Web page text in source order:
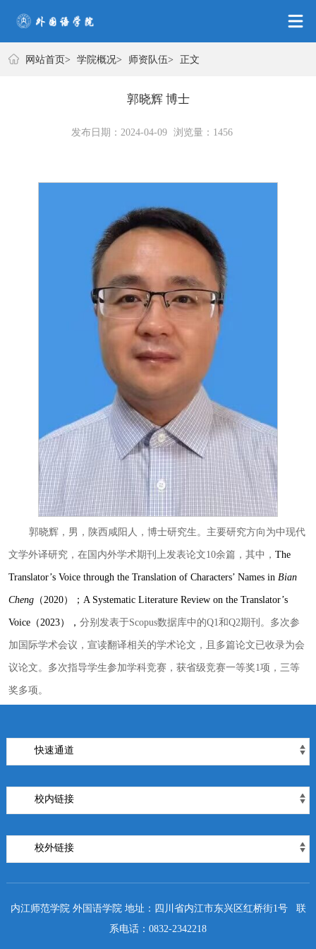
学院概况
网站首页> 学院概况> 师资队伍> 正文
郭晓辉 博士
发布日期：2024-04-09 浏览量： 1456
郭晓辉，男，陕西咸阳人，博士研究生。主要研究方向为中现代
文学外译研究，在国内外学术期刊上发表论文10余篇，其中， The
Translator’s Voice through the Translation of Characters’ Names in Bian
Cheng（2020）； A Systematic Literature Review on the Translator’s
Voice（2023） ， 分别发表于Scopus数据库中的Q1和Q2期刊。多次参
加国际学术会议，宣读翻译相关的学术论文，且多篇论文已收录为会
议论文。多次指导学生参加学科竞赛，获省级竞赛一等奖1项，三等
奖多项。
快速通道
校内链接
校外链接
内江师范学院 外国语学院 地址：四川省内江市东兴区红桥街1号 联
系电话：0832-2342218